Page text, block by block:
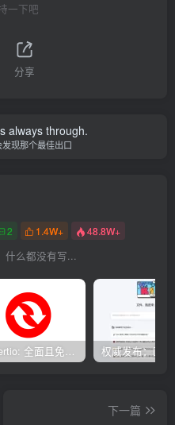
一下吧
分享
always through.
现那个最佳出口
2 1.4W+ 48.8W+
么都没有写...
下一篇